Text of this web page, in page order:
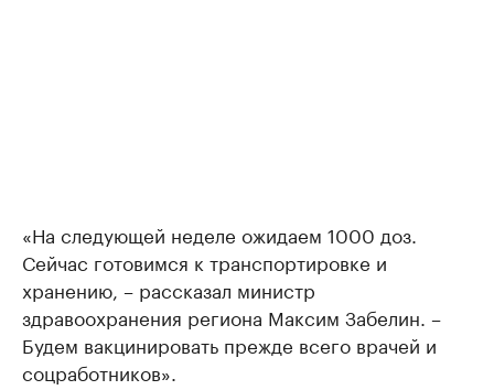
«На следующей неделе ожидаем 1000 доз.
Сейчас готовимся к транспортировке и
хранению, – рассказал министр
здравоохранения региона Максим Забелин. –
Будем вакцинировать прежде всего врачей и
соцработников».